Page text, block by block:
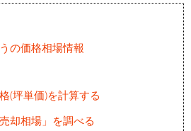
の価格相場情報
(坪単価)を計算する
却相場」を調べる